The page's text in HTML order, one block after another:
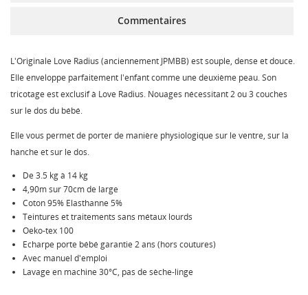
Commentaires
L'Originale Love Radius (anciennement JPMBB) est souple, dense et douce.
Elle enveloppe parfaitement l'enfant comme une deuxième peau. Son
tricotage est exclusif à Love Radius. Nouages nécessitant 2 ou 3 couches
sur le dos du bébé.
Elle vous permet de porter de manière physiologique sur le ventre, sur la
hanche et sur le dos.
De 3.5 kg à 14 kg
4,90m sur 70cm de large
Coton 95% Elasthanne 5%
Teintures et traitements sans métaux lourds
Oeko-tex 100
Echarpe porte bébé garantie 2 ans (hors coutures)
Avec manuel d'emploi
Lavage en machine 30°C, pas de sèche-linge